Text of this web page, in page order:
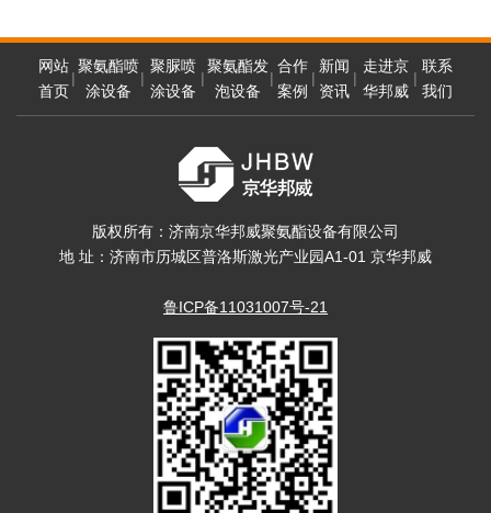
* 姓 名:
* Email:
网站
首页
|
聚氨酯喷
涂设备
|
聚脲喷
涂设备
|
聚氨酯发
泡设备
|
合作
案例
|
新闻
资讯
|
走进京
华邦威
|
联系
我们
版权所有：济南京华邦威聚氨酯设备有限公司
地 址：济南市历城区普洛斯激光产业园A1-01 京华邦威
鲁ICP备11031007号-21